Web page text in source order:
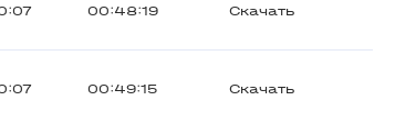
00:48:19 Скачать
00:49:15 Скачать